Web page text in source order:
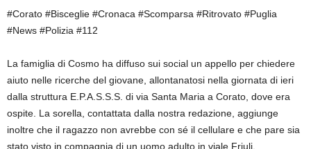
#Corato #Bisceglie #Cronaca #Scomparsa #Ritrovato #Puglia
#News #Polizia #112
La famiglia di Cosmo ha diffuso sui social un appello per chiedere
aiuto nelle ricerche del giovane, allontanatosi nella giornata di ieri
dalla struttura E.P.A.S.S.S. di via Santa Maria a Corato, dove era
ospite. La sorella, contattata dalla nostra redazione, aggiunge
inoltre che il ragazzo non avrebbe con sé il cellulare e che pare sia
stato visto in compagnia di un uomo adulto in viale Friuli.